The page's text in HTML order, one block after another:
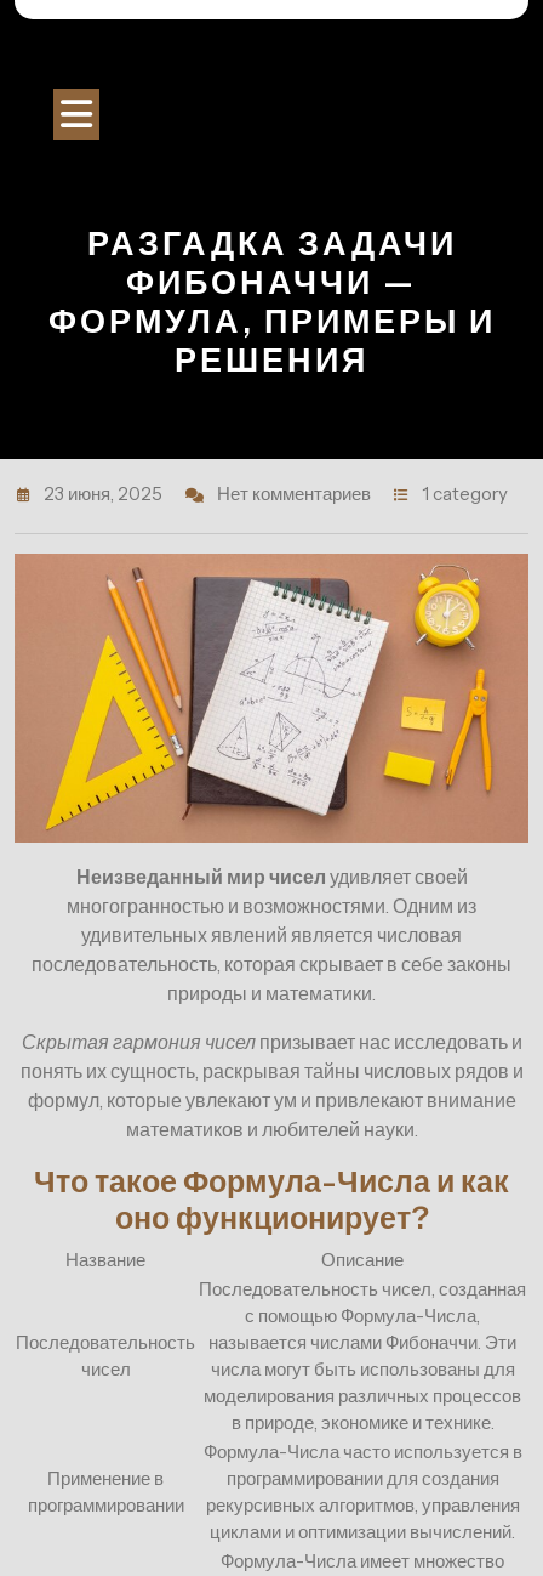
Перейти
РАЗГАДКА ЗАДАЧИ
ФИБОНАЧЧИ —
ФОРМУЛА, ПРИМЕРЫ И
РЕШЕНИЯ
23 июня, 2025 Нет комментариев 1 category
Неизведанный мир чисел удивляет своей
многогранностью и возможностями. Одним из
удивительных явлений является числовая
последовательность, которая скрывает в себе законы
природы и математики.
Скрытая гармония чиселпризывает нас исследовать и
понять их сущность, раскрывая тайны числовых рядов и
формул, которые увлекают ум и привлекают внимание
математиков и любителей науки.
Что такое Формула-Числа и как
оно функционирует?
Название Описание
Последовательность
чисел
Последовательность чисел, созданная
с помощью Формула-Числа,
называется числами Фибоначчи. Эти
числа могут быть использованы для
моделирования различных процессов
в природе, экономике и технике.
Применение в
программировании
Формула-Числа часто используется в
программировании для создания
рекурсивных алгоритмов, управления
циклами и оптимизации вычислений.
Формула-Числа имеет множество